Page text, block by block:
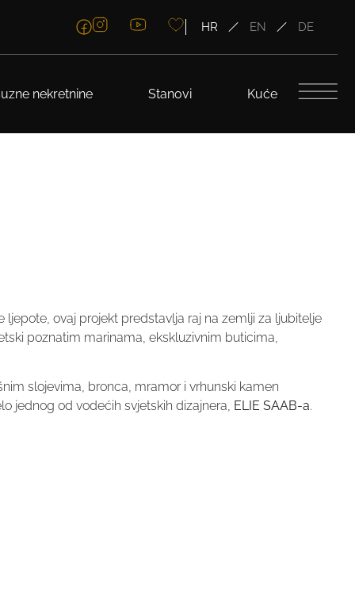
HR EN DE
nekretnine Stanovi Kuće
ovaj projekt predstavlja raj na zemlji za ljubitelje
poznatim marinama, ekskluzivnim buticima,
slojevima, bronca, mramor i vrhunski kamen
jednog od vodećih svjetskih dizajnera, ELIE SAAB-a.